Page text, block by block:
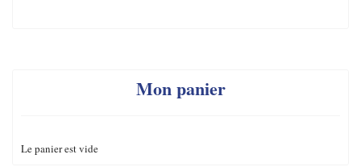
Mon panier
Le panier est vide